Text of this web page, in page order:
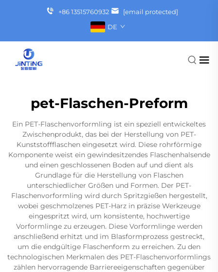
+86 13515760932
[email protected]
DE
pet-Flaschen-Preform
Ein PET-Flaschenvorformling ist ein speziell entwickeltes
Zwischenprodukt, das bei der Herstellung von PET-
Kunststoffflaschen eingesetzt wird. Diese rohrförmige
Komponente weist ein gewindesitzendes Flaschenhalsende
und einen geschlossenen Boden auf und dient als
Grundlage für die Herstellung von Flaschen
unterschiedlicher Größen und Formen. Der PET-
Flaschenvorformling wird durch Spritzgießen hergestellt,
wobei geschmolzenes PET-Harz in präzise Werkzeuge
eingespritzt wird, um konsistente, hochwertige
Vorformlinge zu erzeugen. Diese Vorformlinge werden
anschließend erhitzt und im Blasformprozess gestreckt,
um die endgültige Flaschenform zu erreichen. Zu den
technologischen Merkmalen des PET-Flaschenvorformlings
zählen hervorragende Barriereeigenschaften gegenüber